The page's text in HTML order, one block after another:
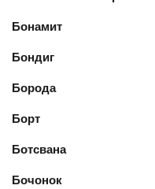
Бонамит
Бондиг
Борода
Борт
Ботсвана
Бочонок